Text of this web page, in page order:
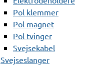
Pol klemmer
Pol magnet
Pol tvinger
Svejsekabel
Svejseslanger